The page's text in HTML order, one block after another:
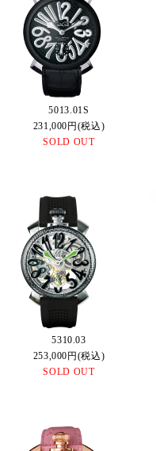
5013.01S
231,000円(税込)
SOLD OUT
5310.03
253,000円(税込)
SOLD OUT